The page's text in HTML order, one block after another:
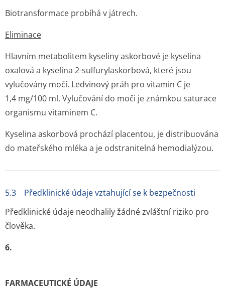
Biotransformace probíhá v játrech.
Eliminace
Hlavním metabolitem kyseliny askorbové je kyselina
oxalová a kyselina 2-sulfurylaskorbová, které jsou
vylučovány močí. Ledvinový práh pro vitamin C je
1,4 mg/100 ml. Vylučování do moči je známkou saturace
organismu vitaminem C.
Kyselina askorbová prochází placentou, je distribuována
do mateřského mléka a je odstranitelná hemodialýzou.
5.3 Předklinické údaje vztahující se k bezpečnosti
Předklinické údaje neodhalily žádné zvláštní riziko pro
člověka.
6.
FARMACEUTICKÉ ÚDAJE